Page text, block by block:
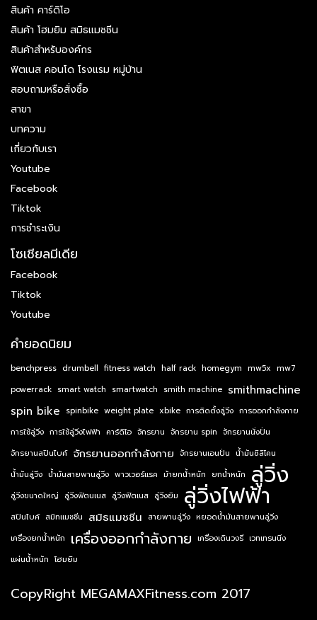
สินค้า คาร์ดิโอ
สินค้า โฮมยิม สมิธแมชชีน
สินค้าสำหรับองค์กร
ฟิตเนส คอนโด โรงแรม หมู่บ้าน
สอบถามหรือสั่งซื้อ
สาขา
บทความ
เกี่ยวกับเรา
Youtube
Facebook
Tiktok
การชำระเงิน
โซเชียลมีเดีย
Facebook
Tiktok
Youtube
คำยอดนิยม
benchpress drumbell fitness watch half rack homegym mw5x mw7
powerrack smart watch smartwatch smith machine smithmachine
spin bike spinbike weight plate xbike การติดตั้งลู่วิ่ง การออกกำลังกาย
การใช้ลู่วิ่ง การใช้ลู่วิ่งไฟฟ้า คาร์ดิโอ จักรยาน จักรยาน spin จักรยานนั่งปั่น
จักรยานสปินไบค์ จักรยานออกกำลังกาย จักรยานเอนปั่น น้ำมันซิลิโคน
น้ำมันลู่วิ่ง น้ำมันสายพานลู่วิ่ง พาวเวอร์แรค ม้ายกน้ำหนัก ยกน้ำหนัก ลู่วิ่ง
ลู่วิ่งขนาดใหญ่ ลู่วิ่งฟิตนเนส ลู่วิ่งฟิตเนส ลู่วิ่งยิม ลู่วิ่งไฟฟ้า
สปินไบค์ สมิทแมชชีน สมิธแมชชีน สายพานลู่วิ่ง หยอดน้ำมันสายพานลู่วิ่ง
เครื่องยกน้ำหนัก เครื่องออกกำลังกาย เครื่องเดินวงรี เวทเทรนนิ่ง
แผ่นน้ำหนัก โฮมยิม
CopyRight MEGAMAXFitness.com 2017